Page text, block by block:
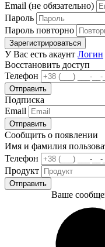
Email (не обязательно)
Пароль
Пароль повторно
Зарегистрироваться
У Вас есть акаунт Логин
Восстановить доступ
Телефон
Отправить
Подписка
Email
Отправить
Сообщить о появлении
Имя и фамилия
Телефон
Продукт
Отправить
Ваше